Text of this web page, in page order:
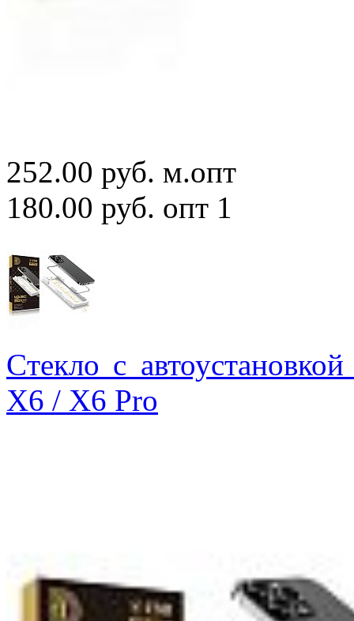
252.00 руб. м.опт
180.00 руб. опт 1
Cтекло с
X6 / X6 Pro